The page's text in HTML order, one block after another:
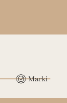
Marki